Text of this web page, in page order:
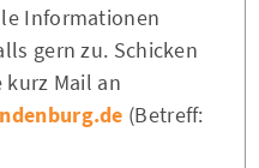
Informationen
gern zu. Schicken
kurz Mail an
(Betreff: